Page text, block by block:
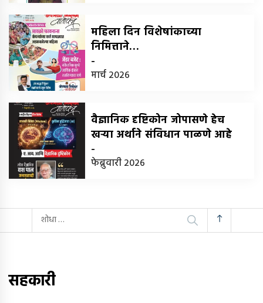
महिला दिन विशेषांकाच्या
निमित्ताने…
-
मार्च 2026
वैज्ञानिक दृष्टिकोन जोपासणे हेच
खर्‍या अर्थाने संविधान पाळणे आहे
-
फेब्रुवारी 2026
यांचा
शोध
सहकारी